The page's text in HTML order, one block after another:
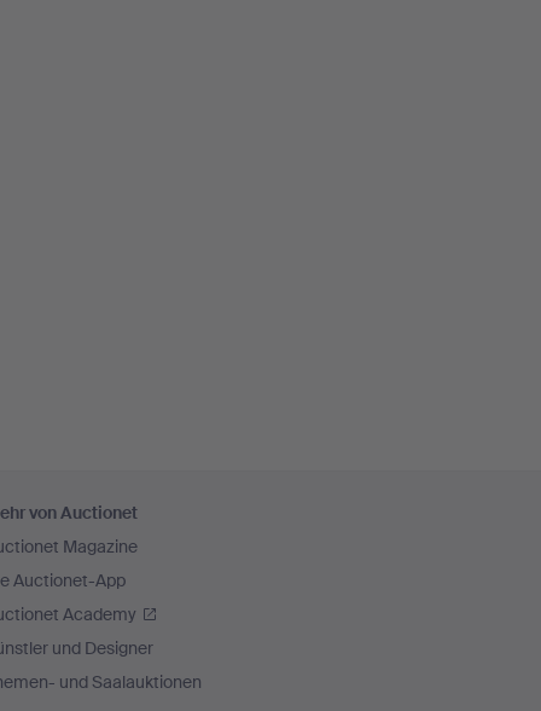
von Auctionet
Magazine
Auctionet-App
Academy
und Designer
und Saalauktionen